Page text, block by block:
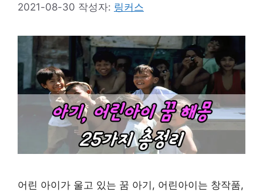
2021-08-30 작성자: 링커스
어린 아이가 울고 있는 꿈 아기, 어린아이는 창작품,